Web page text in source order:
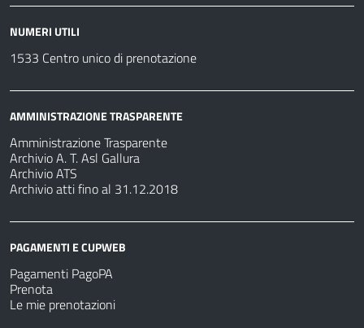
NUMERI UTILI
1533 Centro unico di prenotazione
AMMINISTRAZIONE TRASPARENTE
Amministrazione Trasparente
Archivio A. T. Asl Gallura
Archivio ATS
Archivio atti fino al 31.12.2018
PAGAMENTI E CUPWEB
Pagamenti PagoPA
Prenota
Le mie prenotazioni